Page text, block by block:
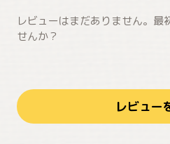
レビューはまだありません。最
せんか？
レビュー